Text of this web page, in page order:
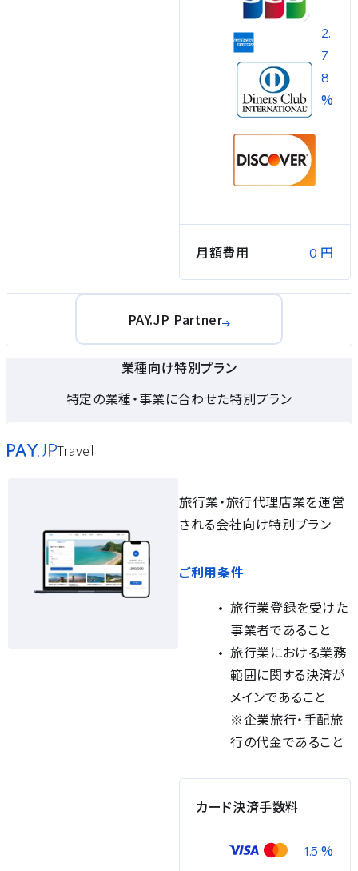
2.
7
8
%
月額費用 0 円
PAY.JP Partner
業種向け特別プラン
特定の業種・事業に合わせた特別プラン
Travel
旅行業・旅行代理店業を運営
される会社向け特別プラン
ご利用条件
旅行業登録を受けた
事業者であること
旅行業における業務
範囲に関する決済が
メインであること
※企業旅行・手配旅
行の代金であること
カード決済手数料
1.5 %